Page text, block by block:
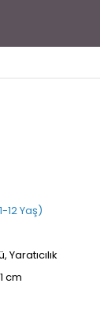
12 Yaş)
cm